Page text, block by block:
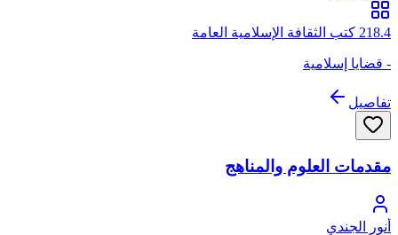
218.4 كتب الثقافة الإسلامية العامة
- قضايا إسلامية
تفاصيل
مقدمات العلوم والمناهج
أنور الجندي